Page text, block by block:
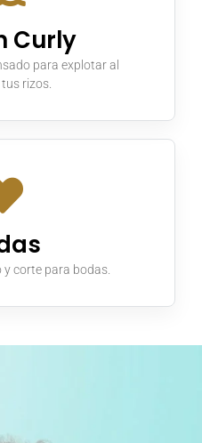
Curly
para explotar al
rizos.
y corte para bodas.